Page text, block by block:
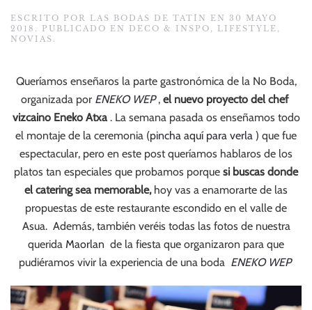
ESCRITO POR LAS BODAS DE TATÍN EN 30 MAYO
2018 . PUBLICADO EN DECO & INSPO , LIFESTYLE ,
NOVIAS .
Queríamos enseñaros la parte gastronómica de la No Boda,
organizada por ENEKO WEP , el nuevo proyecto del chef
vizcaino Eneko Atxa. La semana pasada os enseñamos todo
el montaje de la ceremonia (pincha aquí para verla ) que fue
espectacular, pero en este post queríamos hablaros de los
platos tan especiales que probamos porque si buscas donde
el catering sea memorable,hoy vas a enamorarte de las
propuestas de este restaurante escondido en el valle de
Asua. Además, también veréis todas las fotos de nuestra
querida Maorlan de la fiesta que organizaron para que
pudiéramos vivir la experiencia de una boda ENEKO WEP